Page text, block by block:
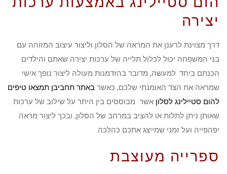
יצירה
דרך מצוינת לרענן את המראה של הסלון וליצור עיצוב המזוהה עם
בני המשפחה יכול לכלול תלייה של ערכות יצירה שאתם והילדים
הכנתם ביחד. למעשה, מדובר בהזדמנות מעולה ליצור נופך אישי
שמראה את הצד האומנתי שלכם, כאשר באתר תחביבן תמצאו טיפים
להום סטיילינג לסלון אשר מבוססים בין היתר על שילוב של ערכות
שאותן ניתן לתלות או להציב במרחב של הסלון, ובכך ליצור מראה
יפהפייה ועל זמני שמייצג אתכם כהלכה.
ספרייה מעוצבת